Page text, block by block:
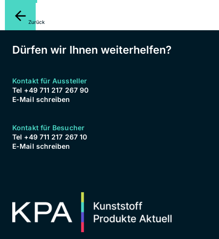
Zurück
Dürfen wir Ihnen weiterhelfen?
Kontakt für Aussteller
Tel +49 711 217 267 90
E-Mail schreiben
Kontakt für Besucher
Tel +49 711 217 267 10
E-Mail schreiben